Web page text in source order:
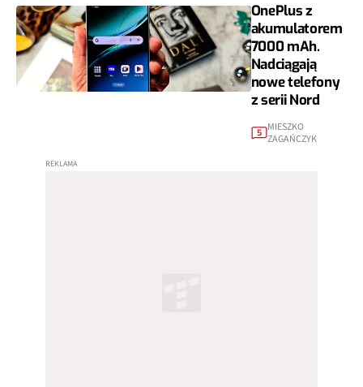
OnePlus z
akumulatorem
7000 mAh.
Nadciągają
nowe telefony
z serii Nord
5 MIESZKO
ZAGAŃCZYK